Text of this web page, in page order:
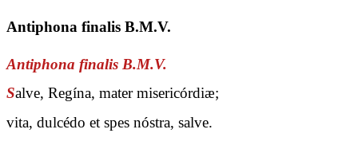
Antiphona finalis B.M.V.
Antiphona finalis B.M.V.
Salve, Regína, mater misericórdiæ;
vita, dulcédo et spes nóstra, salve.